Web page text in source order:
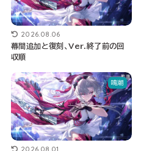
2026.08.06
幕間追加と復刻、Ver.終了前の回
収順
鳴潮
2026.08.01